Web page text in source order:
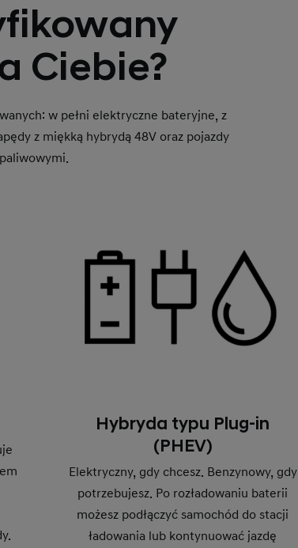
Ciebie?
w pełni elektryczne bateryjne, z
z miękką hybrydą 48V oraz pojazdy
Hybryda typu Plug-in
(PHEV)
Elektryczny, gdy chcesz. Benzynowy, gdy
potrzebujesz. Po rozładowaniu baterii
możesz podłączyć samochód do stacji
ładowania lub kontynuować jazdę